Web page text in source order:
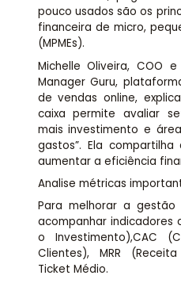
pouco usados são os
financeira de micro,
(MPMEs).
Michelle Oliveira, COO
Manager Guru,
de vendas online,
caixa permite avaliar
mais investimento e
gastos”. Ela
aumentar a eficiência
Analise métricas
Para melhorar a gestão
acompanhar indicadores
o Investimento),CAC
Clientes), MRR
Ticket Médio.